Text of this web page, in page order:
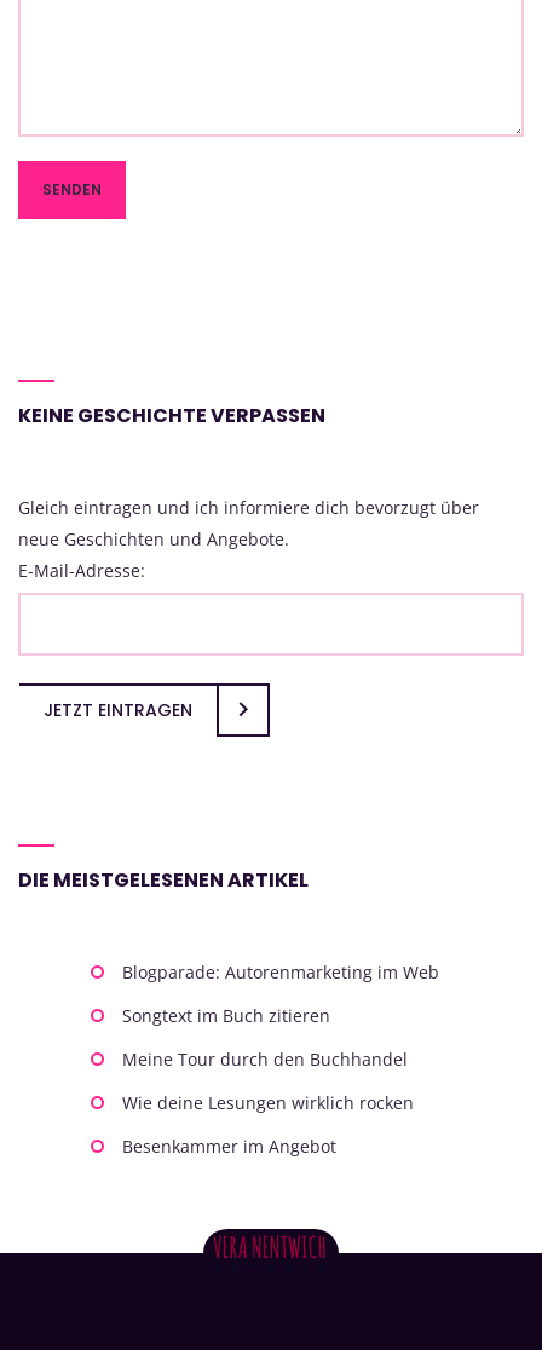
KEINE GESCHICHTE VERPASSEN
Gleich eintragen und ich informiere dich bevorzugt über
neue Geschichten und Angebote.
E-Mail-Adresse:
JETZT EINTRAGEN
DIE MEISTGELESENEN ARTIKEL
Blogparade: Autorenmarketing im Web
Songtext im Buch zitieren
Meine Tour durch den Buchhandel
Wie deine Lesungen wirklich rocken
Besenkammer im Angebot